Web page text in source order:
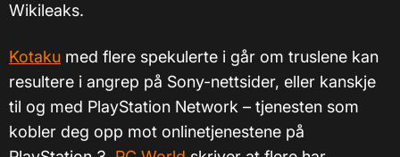
Wikileaks.
Kotaku med flere spekulerte i går om truslene kan
resultere i angrep på Sony-nettsider, eller kanskje
til og med PlayStation Network – tjenesten som
kobler deg opp mot onlinetjenestene på